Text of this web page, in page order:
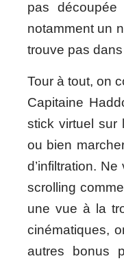
pas
notamment un
trouve pas
Tour à tout, on
Capitaine
stick virtuel sur
ou bien
d’infiltration.
scrolling
une vue à la
cinématiques,
autres bonus